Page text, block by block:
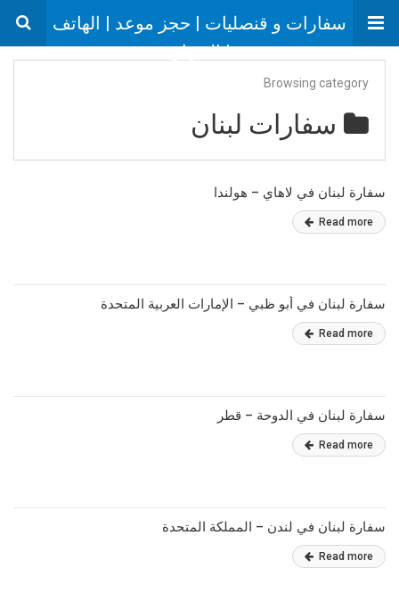
سفارات و قنصليات | حجز موعد | الهاتف
| العنوان
Browsing category
سفارات لبنان
سفارة لبنان في لاهاي – هولندا
Read more
سفارة لبنان في أبو ظبي – الإمارات العربية المتحدة
Read more
سفارة لبنان في الدوحة – قطر
Read more
سفارة لبنان في لندن – المملكة المتحدة
Read more